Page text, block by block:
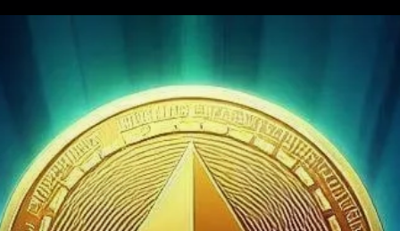
Ethereum est resté l'une des
plateformes de blockchain les
plus influentes de
l'écosystème crypto, même